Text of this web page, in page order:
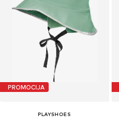
PROMOCIJA
PLAYSHOES